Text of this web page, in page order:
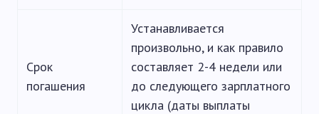
Срок
погашения
Устанавливается
произвольно, и как правило
составляет 2-4 недели или
до следующего зарплатного
цикла (даты выплаты